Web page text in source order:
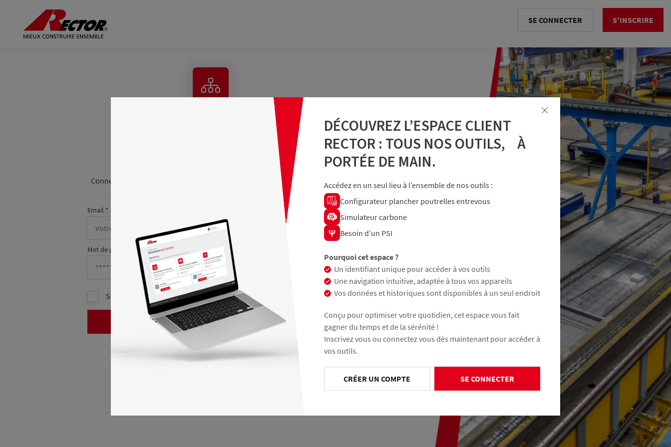
SE CONNECTER S'INSCRIRE
TOUT RECTOR DANS
ESPACE CLIENT
Connectez-vous pour accéder à l’ensemble des services en ligne Rector :
Email *
Mot de passe *
Mot de passe oublié ?
Se souvenir de moi
SE CONNECTER
Première connexion ?Créer un compte
DÉCOUVREZ L’ESPACE CLIENT
RECTOR : TOUS NOS OUTILS, À
PORTÉE DE MAIN.
Accédez en un seul lieu à l’ensemble de nos outils :
Configurateur plancher poutrelles entrevous
Simulateur carbone
Besoin d’un PSI
Pourquoi cet espace ?
Un identifiant unique pour accéder à vos outils
Une navigation intuitive, adaptée à tous vos appareils
Vos données et historiques sont disponibles à un seul endroit
Conçu pour optimiser votre quotidien, cet espace vous fait
gagner du temps et de la sérénité !
Inscrivez vous ou connectez vous dès maintenant pour accéder à
vos outils.
CRÉER UN COMPTE SE CONNECTER